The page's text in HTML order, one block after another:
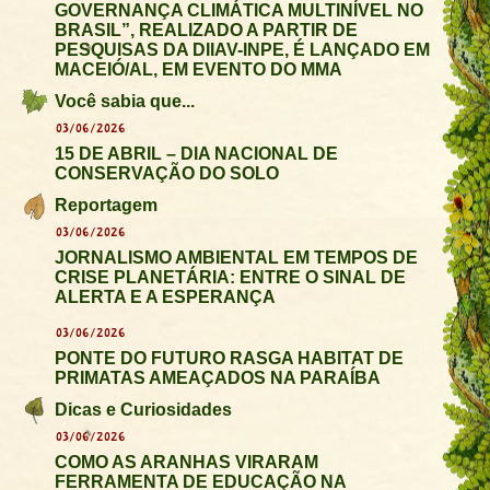
GOVERNANÇA CLIMÁTICA MULTINÍVEL NO
BRASIL”, REALIZADO A PARTIR DE
PESQUISAS DA DIIAV-INPE, É LANÇADO EM
MACEIÓ/AL, EM EVENTO DO MMA
Você sabia que...
03/06/2026
15 DE ABRIL – DIA NACIONAL DE
CONSERVAÇÃO DO SOLO
Reportagem
03/06/2026
JORNALISMO AMBIENTAL EM TEMPOS DE
CRISE PLANETÁRIA: ENTRE O SINAL DE
ALERTA E A ESPERANÇA
03/06/2026
PONTE DO FUTURO RASGA HABITAT DE
PRIMATAS AMEAÇADOS NA PARAÍBA
Dicas e Curiosidades
03/06/2026
COMO AS ARANHAS VIRARAM
FERRAMENTA DE EDUCAÇÃO NA